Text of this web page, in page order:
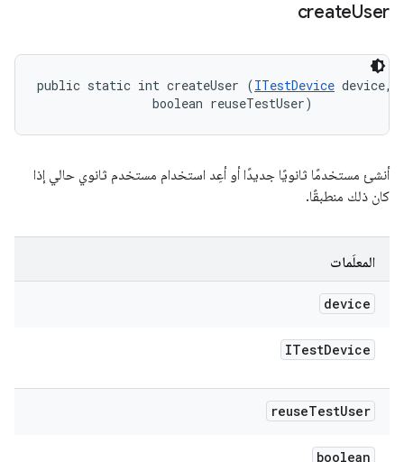
createUser
public static int createUser (ITestDevice device,
                boolean reuseTestUser)
أنشئ مستخدمًا ثانويًا جديدًا أو أعِد استخدام مستخدم ثانوي حالي إذا
كان ذلك منطبقًا.
المعلَمات
device
ITestDevice
reuseTestUser
boolean